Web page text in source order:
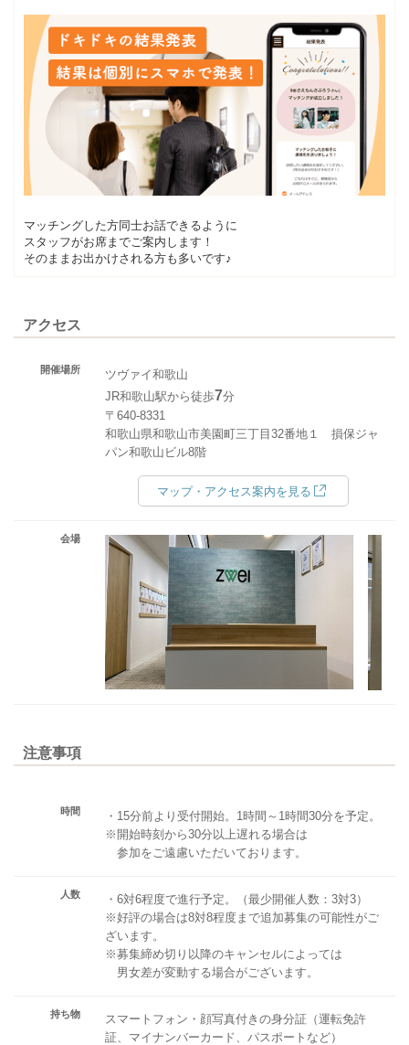
マッチングした方同士お話できるように
スタッフがお席までご案内します！
そのままお出かけされる方も多いです♪
アクセス
開催場所
ツヴァイ和歌山
JR和歌山駅から徒歩7分
〒640-8331
和歌山県和歌山市美園町三丁目32番地１ 損保ジャ
パン和歌山ビル8階
マップ・アクセス案内を見る
会場
注意事項
時間
・15分前より受付開始。1時間～1時間30分を予定。
※開始時刻から30分以上遅れる場合は
参加をご遠慮いただいております。
人数
・6対6程度で進行予定。（最少開催人数：3対3）
※好評の場合は8対8程度まで追加募集の可能性がご
ざいます。
※募集締め切り以降のキャンセルによっては
男女差が変動する場合がございます。
持ち物
スマートフォン・顔写真付きの身分証（運転免許
証、マイナンバーカード、パスポートなど）